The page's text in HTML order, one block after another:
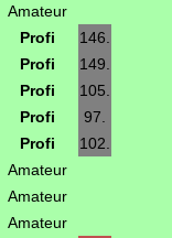
Amateur
Profi
146.
Profi
149.
Profi
105.
Profi
97.
Profi
102.
Amateur
Amateur
Amateur